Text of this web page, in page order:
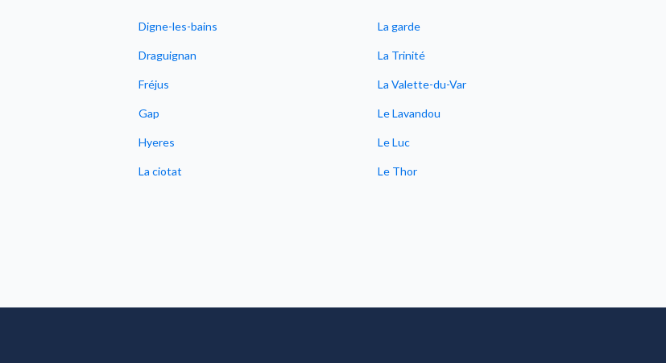
Digne-les-bains
Draguignan
Fréjus
Gap
Hyeres
La ciotat
La garde
La Trinité
La Valette-du-Var
Le Lavandou
Le Luc
Le Thor